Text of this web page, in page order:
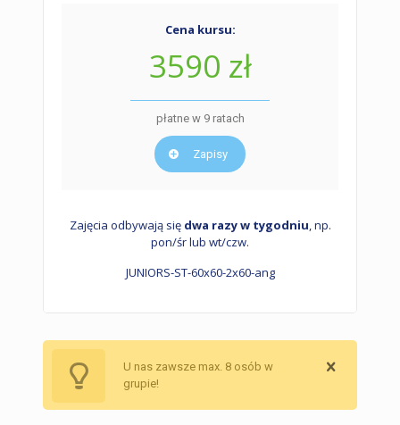
Cena kursu:
3590 zł
płatne w 9 ratach
Zapisy
Zajęcia odbywają się dwa razy w tygodniu, np.
pon/śr lub wt/czw.
JUNIORS-ST-60x60-2x60-ang
U nas zawsze max. 8 osób w
grupie!